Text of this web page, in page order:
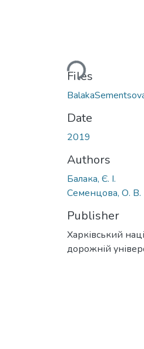
Loading...
Files
Date
2019
Authors
Балака, Є. І.
Семенцова, О. В.
Publisher
Харківський
дорожній